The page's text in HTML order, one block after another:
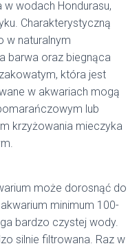
wodach Hondurasu,
Charakterystyczną
w naturalnym
barwa oraz biegnąca
która jest
w akwariach mogą
lub
krzyżowania mieczyka
może dorosnąć do
minimum 100-
bardzo czystej wody.
silnie filtrowana. Raz w